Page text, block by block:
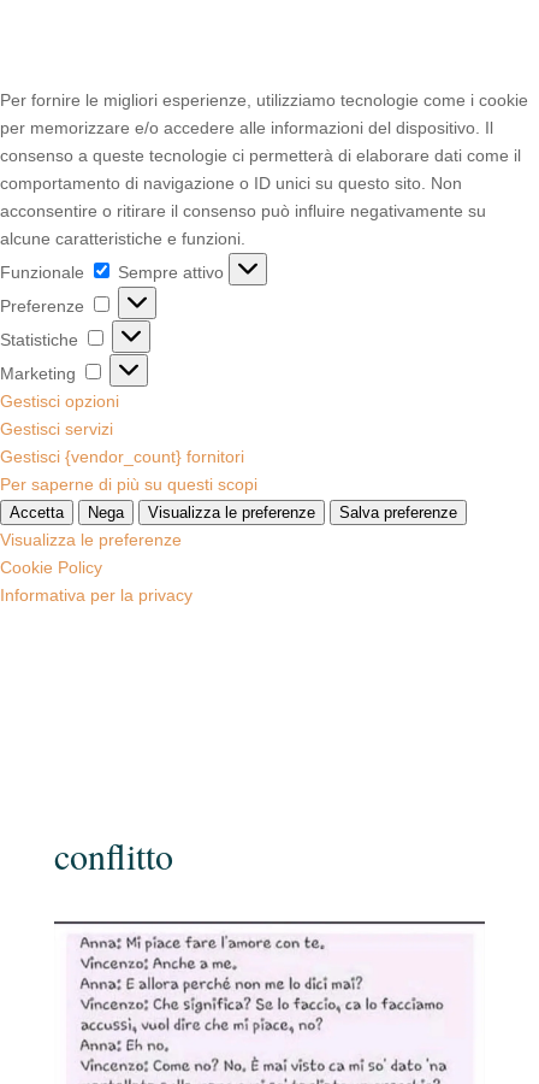
Per fornire le migliori esperienze, utilizziamo tecnologie come i cookie
per memorizzare e/o accedere alle informazioni del dispositivo. Il
consenso a queste tecnologie ci permetterà di elaborare dati come il
comportamento di navigazione o ID unici su questo sito. Non
acconsentire o ritirare il consenso può influire negativamente su
alcune caratteristiche e funzioni.
Funzionale
Funzionale
Sempre attivo
Preferenze
Preferenze
Statistiche Statistiche
Marketing
Marketing
Gestisci opzioni
Gestisci servizi
Gestisci {vendor_count} fornitori
Per saperne di più su questi scopi
Accetta Nega Visualizza le preferenze Salva preferenze
Visualizza le preferenze
Cookie Policy
Informativa per la privacy
conflitto